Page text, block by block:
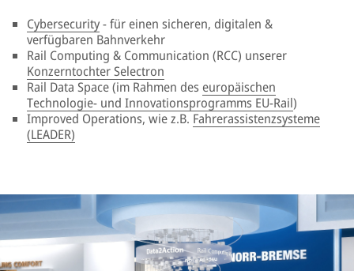
Cybersecurity- für einen sicheren, digitalen &
verfügbaren Bahnverkehr
Rail Computing & Communication (RCC) unserer
Konzerntochter Selectron
Rail Data Space (im Rahmen des europäischen
Technologie- und Innovationsprogramms EU-Rail)
Improved Operations, wie z.B. Fahrerassistenzsysteme
(LEADER)